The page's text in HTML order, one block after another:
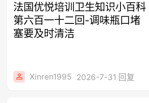
法国优悦培训卫生知识小百科
第六百一十二回-调味瓶口堵
塞要及时清洁
Xinren1995 2026-7-31 回复